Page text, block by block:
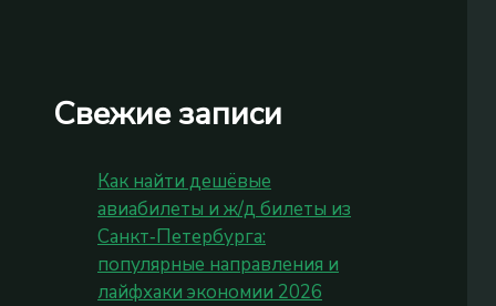
Свежие записи
Как найти дешёвые
авиабилеты и ж/д билеты из
Санкт‑Петербурга:
популярные направления и
лайфхаки экономии 2026